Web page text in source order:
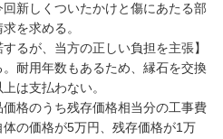
新しくついたかけと傷にあたる部
を求める。
るが、当方の正しい負担を主張】
耐用年数もあるため、縁石を交換
は支払わない。
格のうち残存価格相当分の工事費
の価格が5万円、残存価格が1万